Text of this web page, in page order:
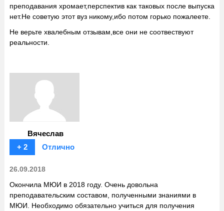
преподавания хромает,перспектив как таковых после выпуска
нет.Не советую этот вуз никому,ибо потом горько пожалеете.
Не верьте хвалебным отзывам,все они не соотвествуют
реальности.
Вячеслав
+ 2
Отлично
26.09.2018
Окончила МЮИ в 2018 году. Очень довольна
преподавательским составом, полученными знаниями в
МЮИ. Необходимо обязательно учиться для получения